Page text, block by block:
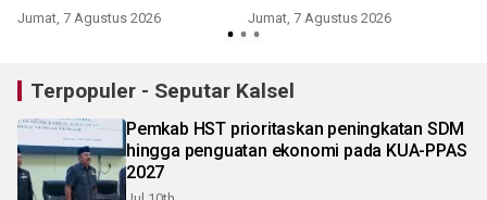
Jumat, 7 Agustus 2026 Jumat, 7 Agustus 2026
Terpopuler - Seputar Kalsel
Pemkab HST prioritaskan peningkatan SDM
hingga penguatan ekonomi pada KUA-PPAS
2027